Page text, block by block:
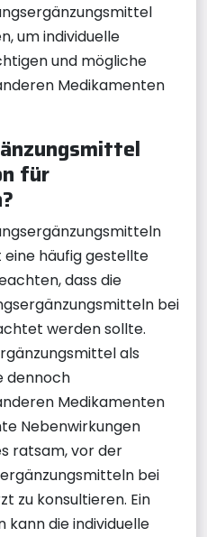
um individuelle
und mögliche
Medikamenten
für
häufig gestellte
dass die
bei
werden sollte.
als
dennoch
Medikamenten
Nebenwirkungen
ratsam, vor der
bei
zu konsultieren. Ein
kann die individuelle